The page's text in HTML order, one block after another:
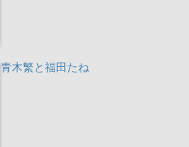
青木繁と福田たね